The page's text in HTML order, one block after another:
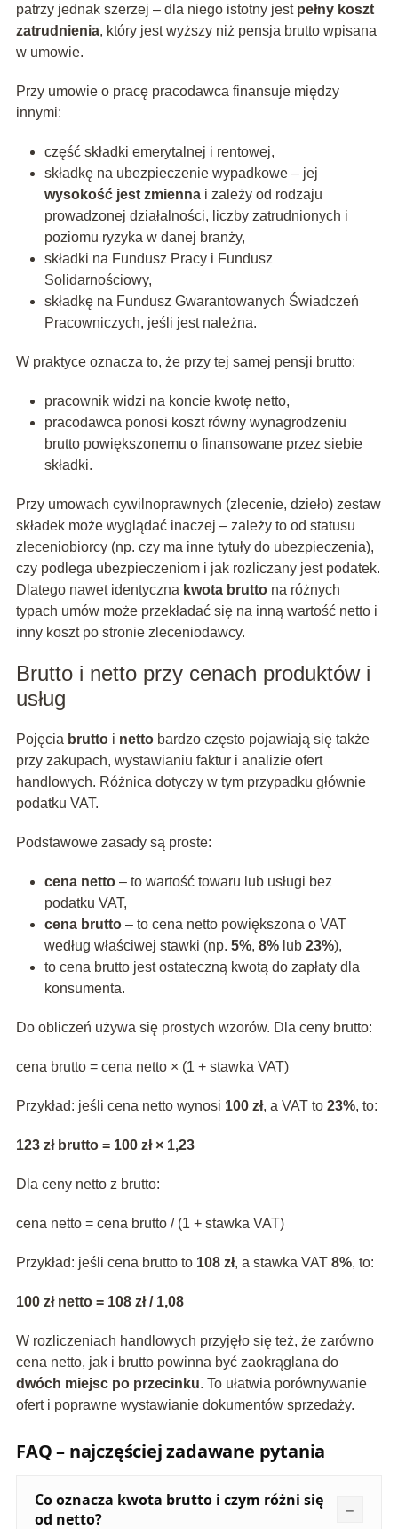
patrzy jednak szerzej – dla niego istotny jest pełny koszt
zatrudnienia, który jest wyższy niż pensja brutto wpisana
w umowie.
Przy umowie o pracę pracodawca finansuje między
innymi:
część składki emerytalnej i rentowej,
składkę na ubezpieczenie wypadkowe – jej
wysokość jest zmiennai zależy od rodzaju
prowadzonej działalności, liczby zatrudnionych i
poziomu ryzyka w danej branży,
składki na Fundusz Pracy i Fundusz
Solidarnościowy,
składkę na Fundusz Gwarantowanych Świadczeń
Pracowniczych, jeśli jest należna.
W praktyce oznacza to, że przy tej samej pensji brutto:
pracownik widzi na koncie kwotę netto,
pracodawca ponosi koszt równy wynagrodzeniu
brutto powiększonemu o finansowane przez siebie
składki.
Przy umowach cywilnoprawnych (zlecenie, dzieło) zestaw
składek może wyglądać inaczej – zależy to od statusu
zleceniobiorcy (np. czy ma inne tytuły do ubezpieczenia),
czy podlega ubezpieczeniom i jak rozliczany jest podatek.
Dlatego nawet identyczna kwota bruttona różnych
typach umów może przekładać się na inną wartość netto i
inny koszt po stronie zleceniodawcy.
Brutto i netto przy cenach produktów i
usług
Pojęcia bruttoi nettobardzo często pojawiają się także
przy zakupach, wystawianiu faktur i analizie ofert
handlowych. Różnica dotyczy w tym przypadku głównie
podatku VAT.
Podstawowe zasady są proste:
cena netto– to wartość towaru lub usługi bez
podatku VAT,
cena brutto– to cena netto powiększona o VAT
według właściwej stawki (np. 5%, 8%lub 23%),
to cena brutto jest ostateczną kwotą do zapłaty dla
konsumenta.
Do obliczeń używa się prostych wzorów. Dla ceny brutto:
cena brutto = cena netto × (1 + stawka VAT)
Przykład: jeśli cena netto wynosi 100 zł, a VAT to 23%, to:
123 zł brutto = 100 zł × 1,23
Dla ceny netto z brutto:
cena netto = cena brutto / (1 + stawka VAT)
Przykład: jeśli cena brutto to 108 zł, a stawka VAT 8%, to:
100 zł netto = 108 zł / 1,08
W rozliczeniach handlowych przyjęło się też, że zarówno
cena netto, jak i brutto powinna być zaokrąglana do
dwóch miejsc po przecinku. To ułatwia porównywanie
ofert i poprawne wystawianie dokumentów sprzedaży.
FAQ – najczęściej zadawane pytania
Co oznacza kwota brutto i czym różni się
od netto?